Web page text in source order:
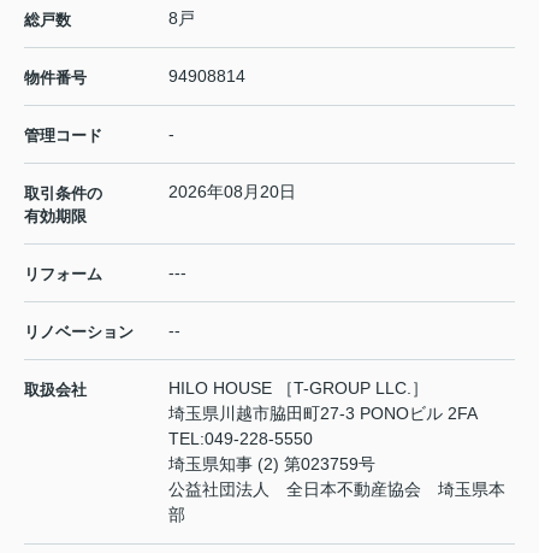
総戸数 8戸
物件番号 94908814
管理コード -
取引条件の
有効期限
2026年08月20日
リフォーム ---
リノベーション --
取扱会社
HILO HOUSE ［T-GROUP LLC.］
埼玉県川越市脇田町27-3 PONOビル 2FA
TEL:049-228-5550
埼玉県知事 (2) 第023759号
公益社団法人 全日本不動産協会 埼玉県本
部